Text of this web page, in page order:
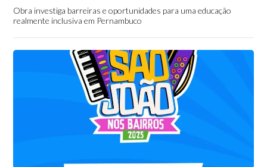
Obra investiga barreiras e oportunidades para uma educação
realmente inclusiva em Pernambuco